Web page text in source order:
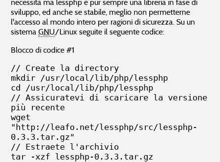
necessità ma lessphp è pur sempre una libreria in fase di
sviluppo, ed anche se stabile, meglio non permetterne
l'accesso al mondo intero per ragioni di sicurezza. Su un
sistemaGNU/Linux seguite il seguente codice:
Blocco di codice #1
// Create la directory
mkdir /usr/local/lib/php/lessphp
cd /usr/local/lib/php/lessphp
// Assicuratevi di scaricare la versione
più recente
wget
"http://leafo.net/lessphp/src/lessphp-
0.3.3.tar.gz"
// Estraete l'archivio
tar -xzf lessphp-0.3.3.tar.gz